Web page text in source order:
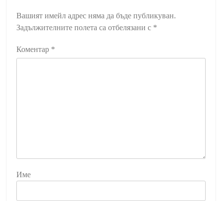
Вашият имейл адрес няма да бъде публикуван.
Задължителните полета са отбелязани с *
Коментар *
Име